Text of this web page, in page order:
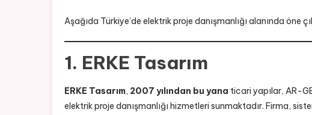
Aşağıda Türkiye’de elektrik proje danışmanlığı alanında öne
1. ERKE Tasarım
ERKE Tasarım, 2007 yılından bu yana ticari yapılar, AR-
elektrik proje danışmanlığı hizmetleri sunmaktadır. Firma,